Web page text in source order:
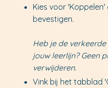
Kies voor
bevestigen.
Heb je de
jouw leerlijn? Geen
verwijderen.
Vink bij het tabblad